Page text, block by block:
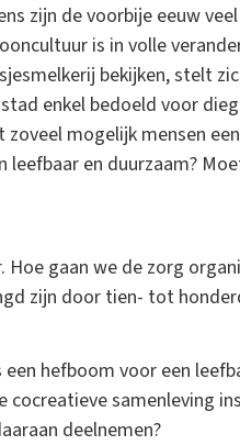
zijn de voorbije eeuw
is in volle
bekijken, stelt
enkel bedoeld voor
mogelijk mensen
leefbaar en duurzaam?
gaan we de zorg
zijn door tien- tot
hefboom voor een
samenleving
deelnemen?